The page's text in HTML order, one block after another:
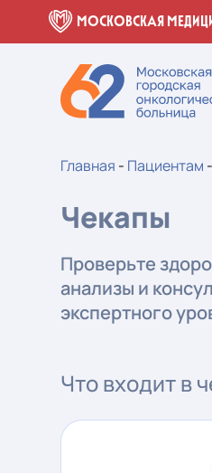
МОСКОВСКАЯ
Главная - Пациентам -
Чекапы
Проверьте
анализы и
экспертного
Что входит в